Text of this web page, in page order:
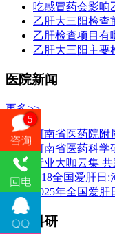
吃感冒药会影响
乙肝大三阳检查
乙肝检查项目有
乙肝大三阳主要
医院新闻
更多>>
河南省医药院
河南省医药科学
行业大咖云集
3.18全国爱肝
2025年全国爱
临床科研
5